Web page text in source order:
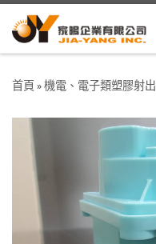
Skip to content
首頁 »機電、電子類塑膠射出